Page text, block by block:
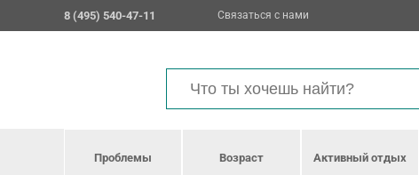
8 (495) 540-47-11 Связаться с нами
Проблемы Возраст Активный отдых